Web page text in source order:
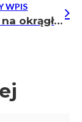
WPIS
Kraków na okrągło. Spacery po Krakowie: Architektoniczne przemiany Krakowa w okresie II wojny światowej